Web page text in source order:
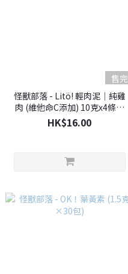
售完
怪獸部落 - Litö! 輕肉泥｜純雞
肉 (維他命C添加) 10克x4條｜
此日期前最佳(2026年6月21日)
HK$16.00